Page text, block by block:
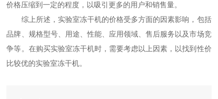
价格压缩到一定的程度，以吸引更多的用户和销售量。
综上所述，实验室冻干机的价格受多方面的因素影响，包括
品牌、规格型号、用途、性能、应用领域、售后服务以及市场竞
争等。在购买实验室冻干机时，需要考虑以上因素，以找到性价
比较优的实验室冻干机。